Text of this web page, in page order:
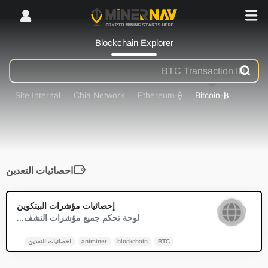
Blockchain Explorer
₿
-Bitcoin
⟠
-Ethereum
Chia Network
Site Internal
احصائيات التعدين
إحصائيات مؤشرات البيتكوين
لوحة تحكم جميع مؤشرات التشف...
antminer blockchain BTC احصائيات التعدين